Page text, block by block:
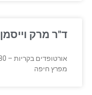
ד"ר מרק וייסמן
מפרץ חיפה